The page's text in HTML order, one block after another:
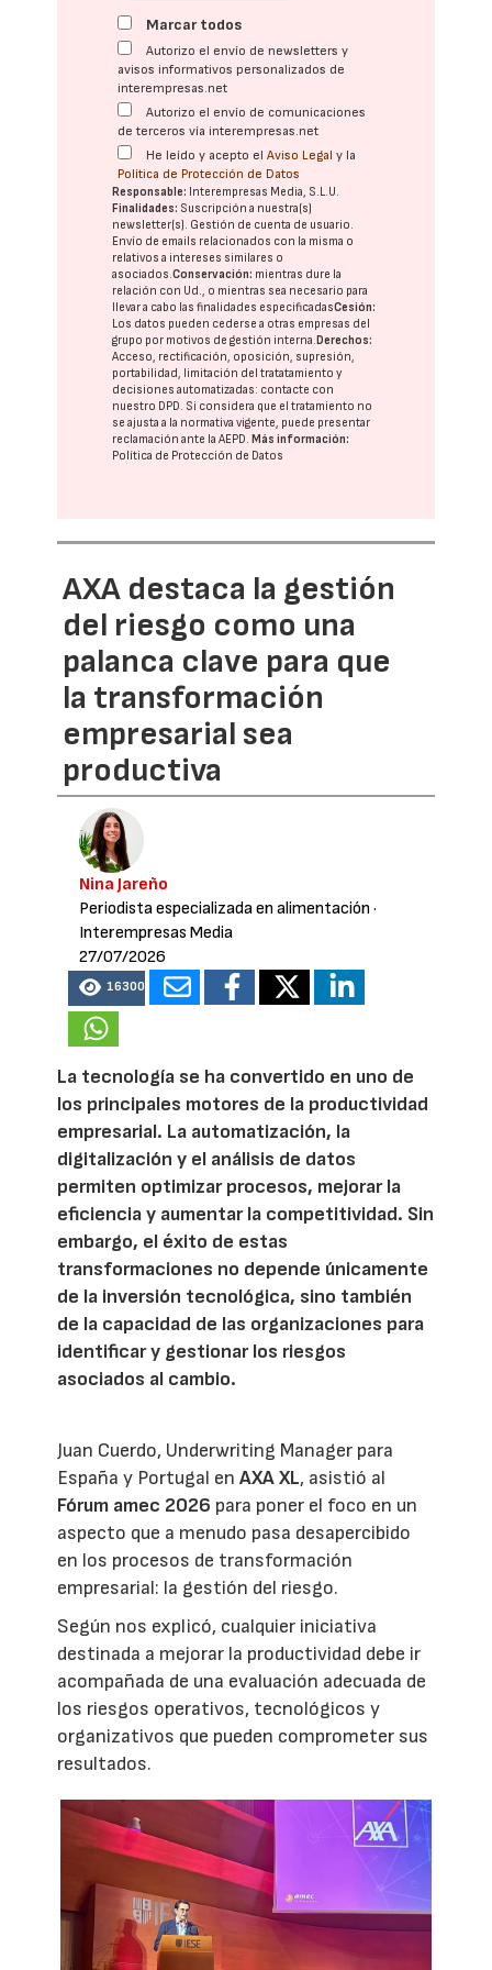
Marcar todos
Autorizo el envío de newsletters y
avisos informativos personalizados de
interempresas.net
Autorizo el envío de comunicaciones
de terceros vía interempresas.net
He leído y acepto elAviso Legal y la
Política de Protección de Datos
Responsable: Interempresas Media, S.L.U.
Finalidades: Suscripción a nuestra(s)
newsletter(s). Gestión de cuenta de usuario.
Envío de emails relacionados con la misma o
relativos a intereses similares o
asociados.Conservación: mientras dure la
relación con Ud., o mientras sea necesario para
llevar a cabo las finalidades especificadasCesión:
Los datos pueden cederse a otras empresas del
grupo por motivos de gestión interna. Derechos:
Acceso, rectificación, oposición, supresión,
portabilidad, limitación del tratatamiento y
decisiones automatizadas: contacte con
nuestro DPD. Si considera que el tratamiento no
se ajusta a la normativa vigente, puede presentar
reclamación ante laAEPD. Más información:
Política de Protección de Datos
AXA destaca la gestión
del riesgo como una
palanca clave para que
la transformación
empresarial sea
productiva
Nina Jareño
Periodista especializada en alimentación ·
Interempresas Media
27/07/2026
16300
La tecnología se ha convertido en uno de
los principales motores de la productividad
empresarial. La automatización, la
digitalización y el análisis de datos
permiten optimizar procesos, mejorar la
eficiencia y aumentar la competitividad. Sin
embargo, el éxito de estas
transformaciones no depende únicamente
de la inversión tecnológica, sino también
de la capacidad de las organizaciones para
identificar y gestionar los riesgos
asociados al cambio.
Juan Cuerdo, Underwriting Manager para
España y Portugal enAXA XL, asistió al
Fórum amec 2026 para poner el foco en un
aspecto que a menudo pasa desapercibido
en los procesos de transformación
empresarial: la gestión del riesgo.
Según nos explicó, cualquier iniciativa
destinada a mejorar la productividad debe ir
acompañada de una evaluación adecuada de
los riesgos operativos, tecnológicos y
organizativos que pueden comprometer sus
resultados.